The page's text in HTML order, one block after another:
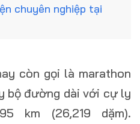
chuyên nghiệp tại
còn gọi là marathon
bộ đường dài với cự ly
km (26,219 dặm).